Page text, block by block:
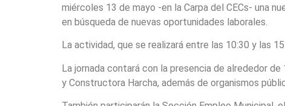
miércoles 13 de mayo -en la Carpa del CECs- una
en búsqueda de nuevas oportunidades laborales.
La actividad, que se realizará entre las 10:30 y las
La jornada contará con la presencia de alrededor
y Constructora Harcha, además de organismos